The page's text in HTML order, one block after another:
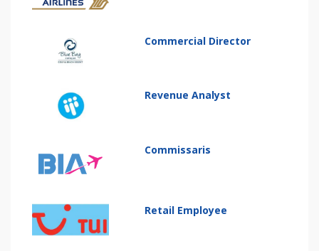
Commercial Director
Revenue Analyst
Commissaris
Retail Employee